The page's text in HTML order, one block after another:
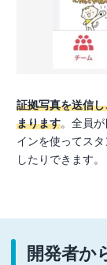
証拠写真を送信
まります。全員
インを使ってス
したりできます。
開発者か